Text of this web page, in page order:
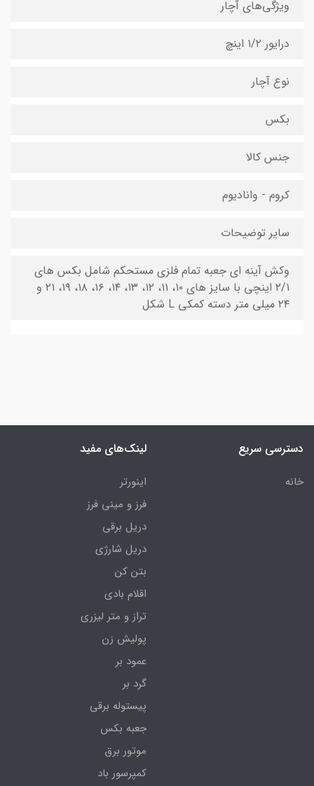
ویژگی‌های آچار
درایور ۱/۲ اینچ
نوع آچار
بکس
جنس کالا
کروم - وانادیوم
سایر توضیحات
وکش آینه ای جعبه تمام فلزی مستحکم شامل بکس های
۲/۱ اینچی با سایز های ۱۰، ۱۱، ۱۲، ۱۳، ۱۴، ۱۶، ۱۸، ۱۹، ۲۱ و
۲۴ میلی متر دسته کمکی L شکل
دسترسی سریع
خانه
لینک‌های مفید
اینورتر
فرز و مینی فرز
دریل برقی
دریل شارژی
بتن کن
اقلام بادی
تراز و متر لیزری
پولیش زن
عمود بر
گرد بر
پیستوله برقی
جعبه بکس
موتور برق
کمپرسور باد